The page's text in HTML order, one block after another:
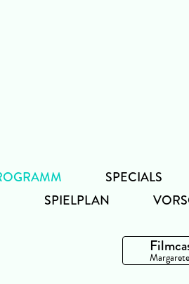
SPIELPLAN
SPECIALS